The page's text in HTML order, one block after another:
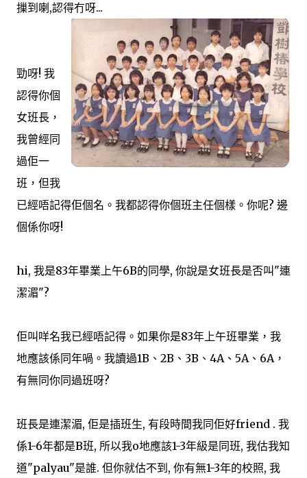
摷到喇,認得冇呀...
勁呀! 我
認得你個
女班長，
我曾經同
過佢一
班，但我
已經唔記得佢個名。我都認得你個班主任個樣。你呢? 邊
個係你呀!
hi, 我是83年畢業上午6B的同學, 你說是女班長是否叫"連
潔湄"?
佢叫咩名我已經唔記得。如果你是83年上午班畢業，我
地應該係同年喎。我讀過1B、2B、3B、4A、5A、6A，
有無同你同過班呀?
班長是連潔湄, 佢是插班生, 有段時間我同佢好friend . 我
係1-6年都是B班, 所以我o地應該1-3年級是同班, 我估我知
道"palyau"是誰. 但你就估不到, 你有無1-3年的校照, 我